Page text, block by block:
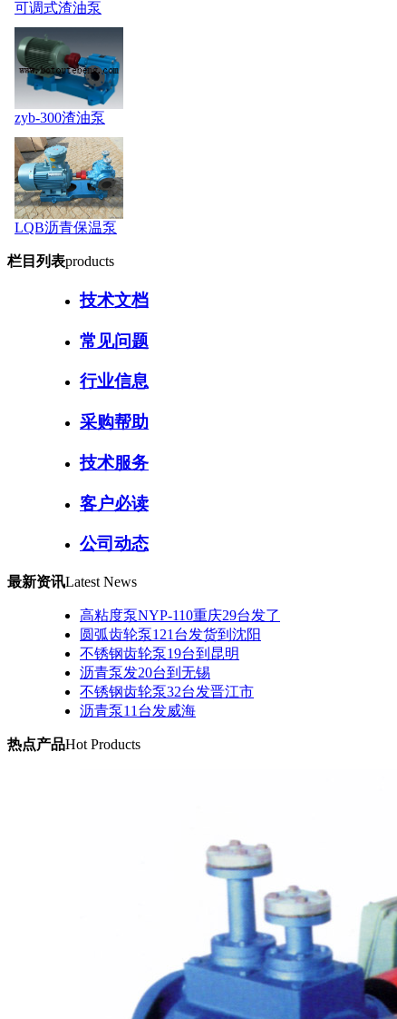
可调式渣油泵
zyb-300渣油泵
LQB沥青保温泵
栏目列表products
技术文档
常见问题
行业信息
采购帮助
技术服务
客户必读
公司动态
最新资讯Latest News
高粘度泵NYP-110重庆29台发了
圆弧齿轮泵121台发货到沈阳
不锈钢齿轮泵19台到昆明
沥青泵发20台到无锡
不锈钢齿轮泵32台发晋江市
沥青泵11台发威海
热点产品Hot Products